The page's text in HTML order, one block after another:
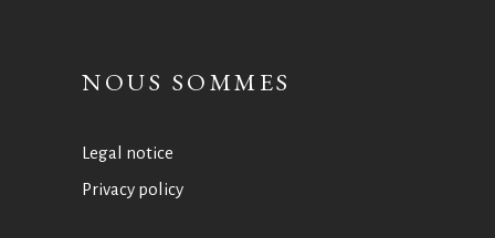
NOUS SOMMES
Legal notice
Privacy policy